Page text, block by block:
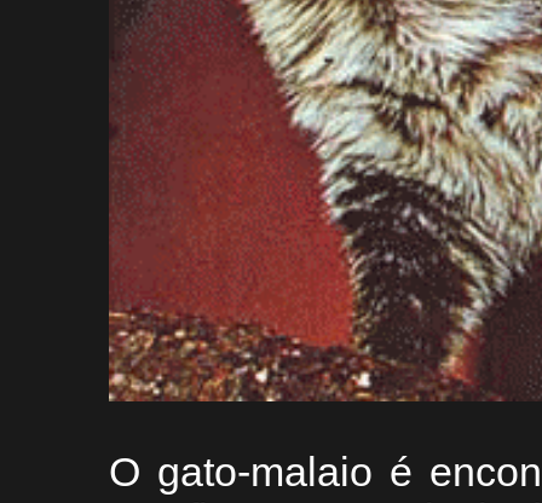
O gato-malaio é